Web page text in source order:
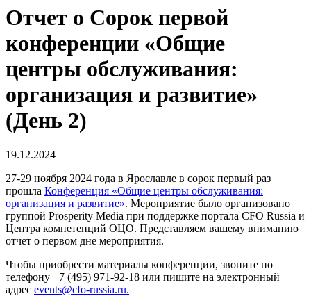
Отчет о Сорок первой
конференции «Общие
центры обслуживания:
организация и развитие»
(День 2)
19.12.2024
27-29 ноября 2024 года в Ярославле в сорок первый раз
прошла Конференция «Общие центры обслуживания:
организация и развитие». Мероприятие было организовано
группой Prosperity Media при поддержке портала CFO Russia и
Центра компетенций ОЦО. Представляем вашему вниманию
отчет о первом дне мероприятия.
Чтобы приобрести материалы конференции, звоните по
телефону +7 (495) 971-92-18 или пишите на электронный
адрес events@cfo-russia.ru.